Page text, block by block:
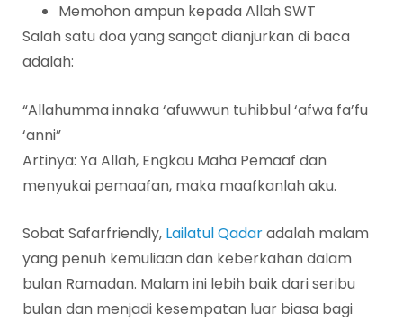
Memohon ampun kepada Allah SWT
Salah satu doa yang sangat dianjurkan di baca
adalah:
“Allahumma innaka ‘afuwwun tuhibbul ‘afwa fa’fu
‘anni”
Artinya: Ya Allah, Engkau Maha Pemaaf dan
menyukai pemaafan, maka maafkanlah aku.
Sobat Safarfriendly, Lailatul Qadaradalah malam
yang penuh kemuliaan dan keberkahan dalam
bulan Ramadan. Malam ini lebih baik dari seribu
bulan dan menjadi kesempatan luar biasa bagi